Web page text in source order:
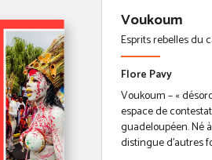
Voukoum
Esprits rebelles du
Flore Pavy
Voukoum – «
espace de
guadeloupéen. Né
distingue d’autres